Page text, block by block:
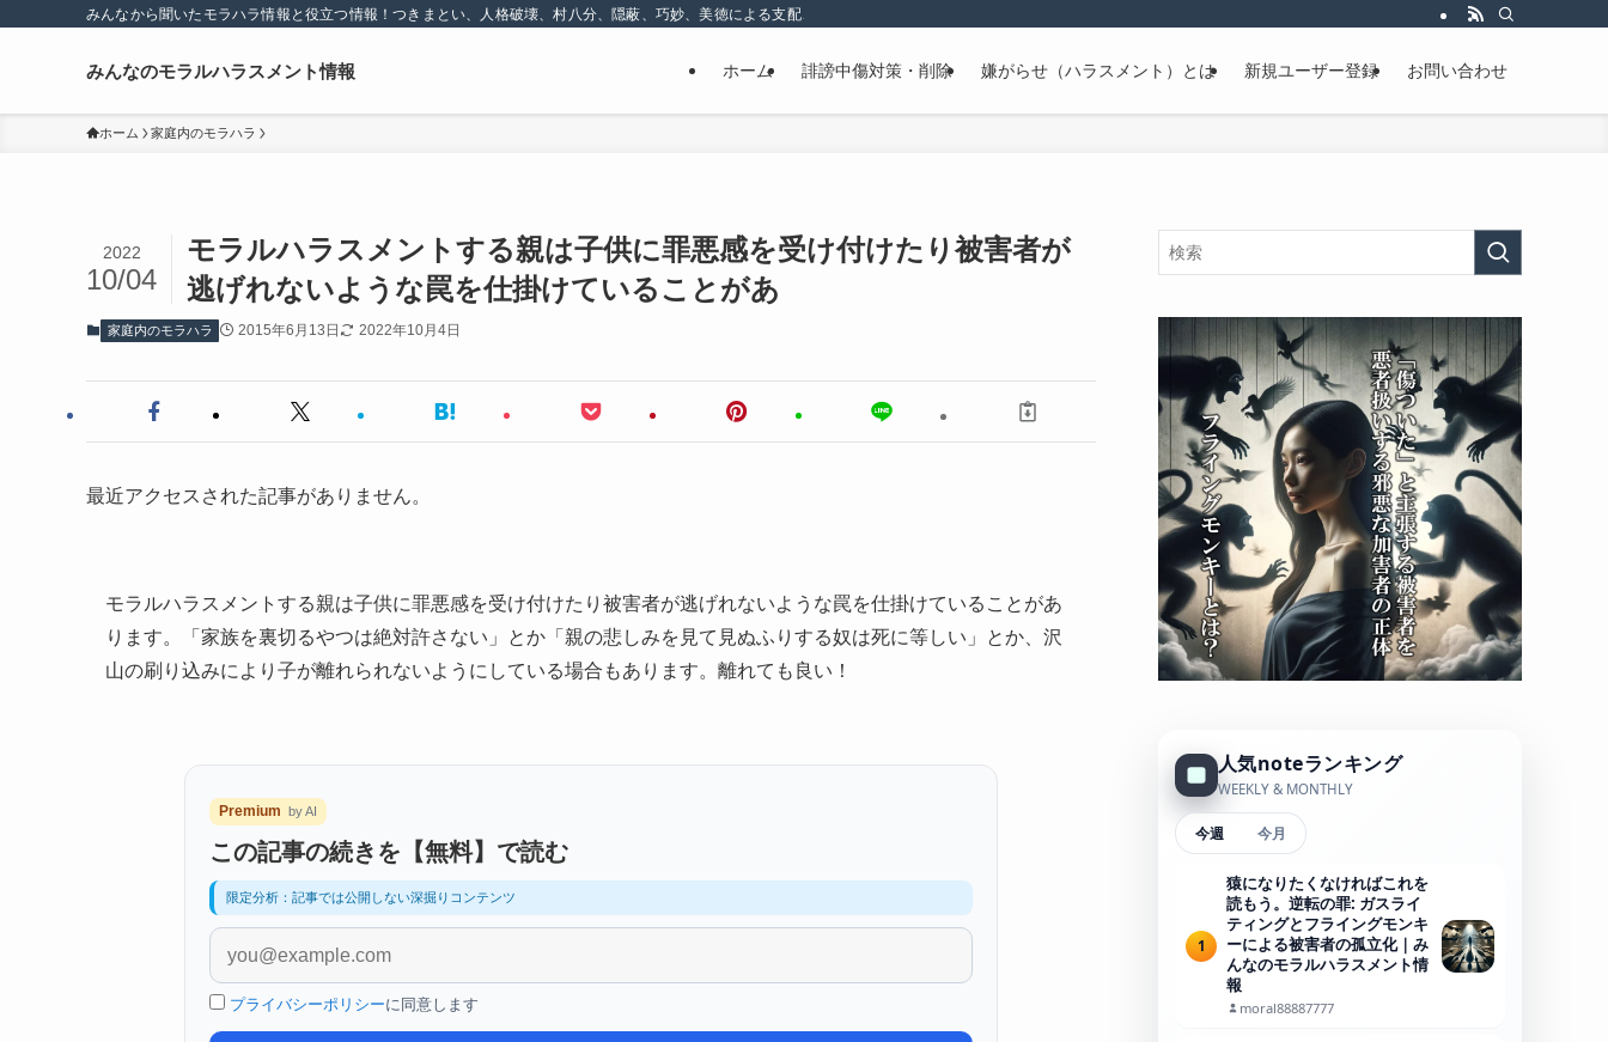
みんなから聞いたモラハラ情報と役立つ情報！つきまとい、人格破壊、村八分、隠蔽、巧妙、美徳による支配、精神的な嫌がらせ
みんなのモラルハラスメント情報 ホーム 誹謗中傷対策・削除 嫌がらせ（ハラスメント）とは 新規ユーザー登録 お問い合わせ
ホーム 家庭内のモラハラ
モラルハラスメントする親は子供に罪悪感を受け付けたり被害者が
逃げれないような罠を仕掛けていることがあ
2022
10/04
家庭内のモラハラ 2015年6月13日 2022年10月4日
最近アクセスされた記事がありません。
モラルハラスメントする親は子供に罪悪感を受け付けたり被害者が逃げれないような罠を仕掛けていることがあ
ります。「家族を裏切るやつは絶対許さない」とか「親の悲しみを見て見ぬふりする奴は死に等しい」とか、沢
山の刷り込みにより子が離れられないようにしている場合もあります。離れても良い！
Premium by AI
この記事の続きを【無料】で読む
限定分析：記事では公開しない深掘りコンテンツ
プライバシーポリシーに同意します
人気noteランキング
WEEKLY & MONTHLY
今週 今月
1
猿になりたくなければこれを
読もう。逆転の罪: ガスライ
ティングとフライングモンキ
ーによる被害者の孤立化｜み
んなのモラルハラスメント情
報
moral88887777